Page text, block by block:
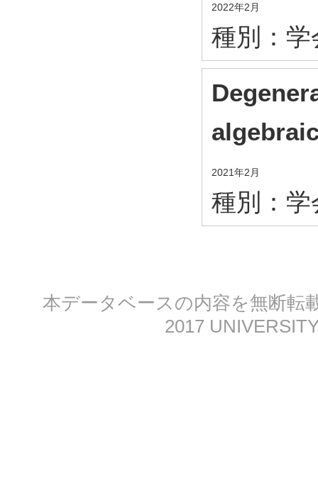
2022年2月
種別： 学
2021年2月
種別： 学
本データベースの内容を無断
2017